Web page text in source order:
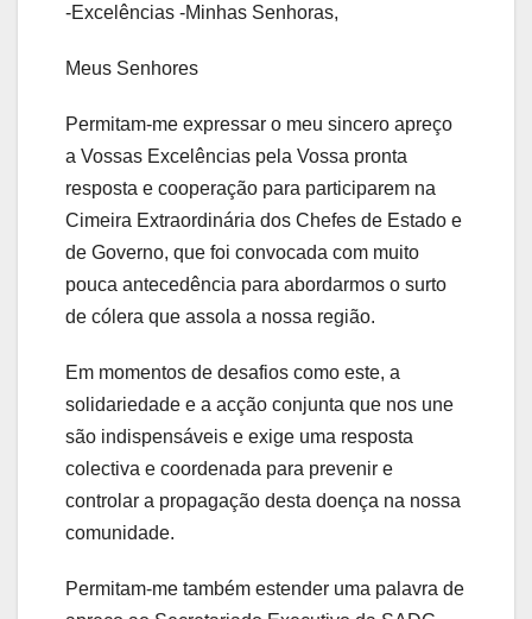
-Excelências -Minhas Senhoras,
Meus Senhores
Permitam-me expressar o meu sincero apreço
a Vossas Excelências pela Vossa pronta
resposta e cooperação para participarem na
Cimeira Extraordinária dos Chefes de Estado e
de Governo, que foi convocada com muito
pouca antecedência para abordarmos o surto
de cólera que assola a nossa região.
Em momentos de desafios como este, a
solidariedade e a acção conjunta que nos une
são indispensáveis e exige uma resposta
colectiva e coordenada para prevenir e
controlar a propagação desta doença na nossa
comunidade.
Permitam-me também estender uma palavra de